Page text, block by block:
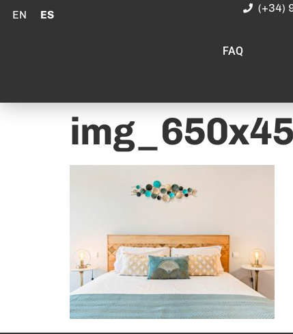
EN ES
FAQ
(+34)